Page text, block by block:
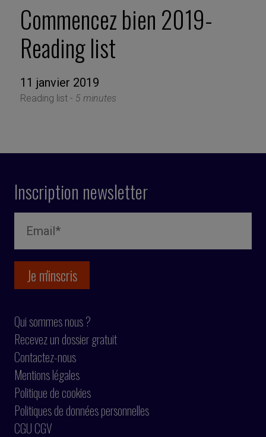
Commencez bien 2019-
Reading list
11 janvier 2019
Reading list - 5 minutes
Inscription newsletter
Qui sommes nous ?
Recevez un dossier gratuit
Contactez-nous
Mentions légales
Politique de cookies
Politiques de données personnelles
CGU CGV